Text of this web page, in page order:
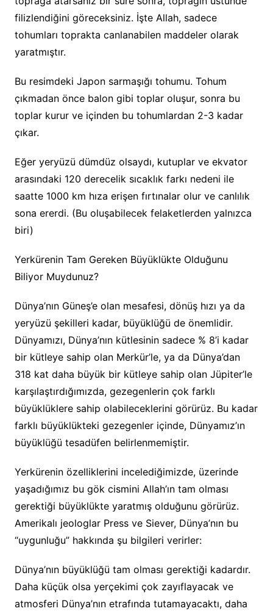
filizlendiğini göreceksiniz. İşte Allah, sadece
tohumları toprakta canlanabilen maddeler olarak
yaratmıştır.
Bu resimdeki Japon sarmaşığı tohumu. Tohum
çıkmadan önce balon gibi toplar oluşur, sonra bu
toplar kurur ve içinden bu tohumlardan 2-3 kadar
çıkar.
Eğer yeryüzü dümdüz olsaydı, kutuplar ve ekvator
arasındaki 120 derecelik sıcaklık farkı nedeni ile
saatte 1000 km hıza erişen fırtınalar olur ve canlılık
sona ererdi. (Bu oluşabilecek felaketlerden yalnızca
biri)
Yerkürenin Tam Gereken Büyüklükte Olduğunu
Biliyor Muydunuz?
Dünya’nın Güneş’e olan mesafesi, dönüş hızı ya da
yeryüzü şekilleri kadar, büyüklüğü de önemlidir.
Dünyamızı, Dünya’nın kütlesinin sadece % 8’i kadar
bir kütleye sahip olan Merkür’le, ya da Dünya’dan
318 kat daha büyük bir kütleye sahip olan Jüpiter’le
karşılaştırdığımızda, gezegenlerin çok farklı
büyüklüklere sahip olabileceklerini görürüz. Bu kadar
farklı büyüklükteki gezegenler içinde, Dünyamız’ın
büyüklüğü tesadüfen belirlenmemiştir.
Yerkürenin özelliklerini incelediğimizde, üzerinde
yaşadığımız bu gök cismini Allah’ın tam olması
gerektiği büyüklükte yaratmış olduğunu görürüz.
Amerikalı jeologlar Press ve Siever, Dünya’nın bu
“uygunluğu” hakkında şu bilgileri verirler:
Dünya’nın büyüklüğü tam olması gerektiği kadardır.
Daha küçük olsa yerçekimi çok zayıflayacak ve
atmosferi Dünya’nın etrafında tutamayacaktı, daha